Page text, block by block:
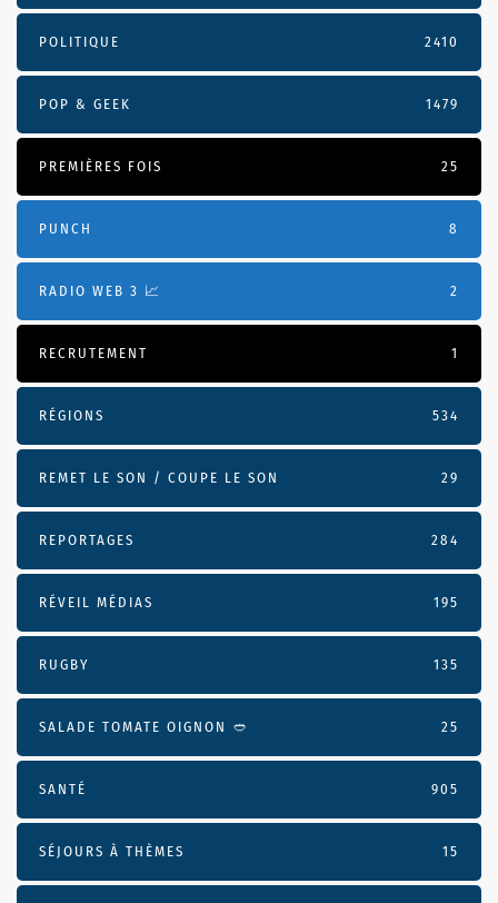
POLITIQUE 2410
POP & GEEK 1479
PREMIÈRES FOIS 25
PUNCH 8
RADIO WEB 3 📈 2
RECRUTEMENT 1
RÉGIONS 534
REMET LE SON / COUPE LE SON 29
REPORTAGES 284
RÉVEIL MÉDIAS 195
RUGBY 135
SALADE TOMATE OIGNON 🥙 25
SANTÉ 905
SÉJOURS À THÈMES 15